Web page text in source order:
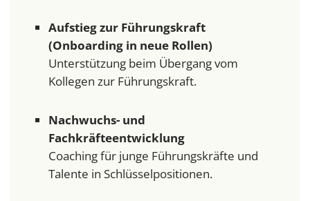
Aufstieg zur Führungskraft
(Onboarding in neue Rollen)
Unterstützung beim Übergang vom
Kollegen zur Führungskraft.
Nachwuchs- und
Fachkräfteentwicklung
Coaching für junge Führungskräfte und
Talente in Schlüsselpositionen.